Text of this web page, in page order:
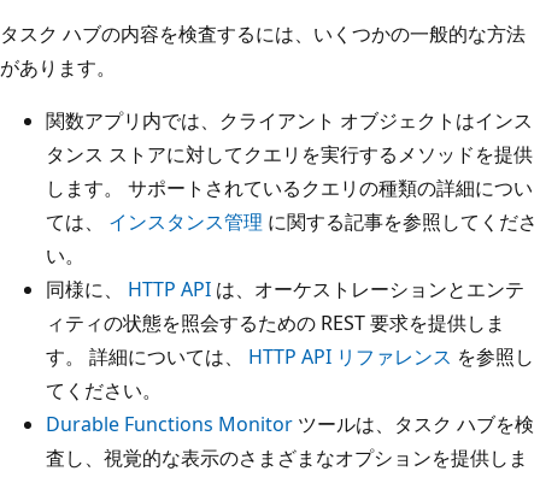
タスク ハブの内容を検査するには、いくつかの一般的な方法
があります。
関数アプリ内では、クライアント オブジェクトはインス
タンス ストアに対してクエリを実行するメソッドを提供
します。 サポートされているクエリの種類の詳細につい
ては、 インスタンス管理 に関する記事を参照してくださ
い。
同様に、 HTTP API は、オーケストレーションとエンテ
ィティの状態を照会するための REST 要求を提供しま
す。 詳細については、 HTTP API リファレンス を参照し
てください。
Durable Functions Monitor ツールは、タスク ハブを検
査し、視覚的な表示のさまざまなオプションを提供しま